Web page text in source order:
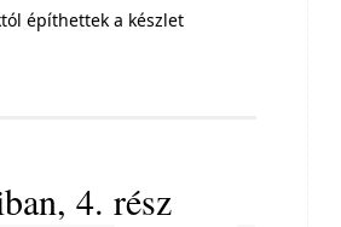
építhettek a készlet
4. rész